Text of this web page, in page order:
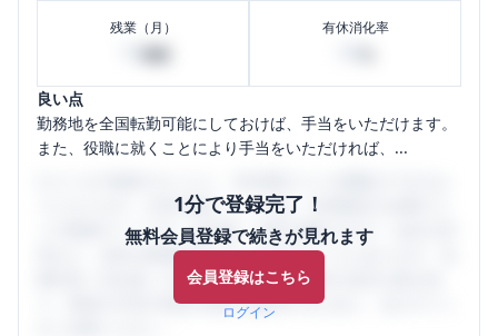
残業（月） 有休消化率
良い点
勤務地を全国転勤可能にしておけば、手当をいただけます。
また、役職に就くことにより手当をいただければ、...
1分で登録完了！
無料会員登録で続きが見れます
会員登録はこちら
ログイン
うになります。SHEHUB(シーハブ)は、女性限定の企業口コ
ミの投稿サイトです。給与面・女性の働きやすさ・会社の評
判など、女性の転職は気にすべき点がたくさんあります。先
輩社員（元社員）の口コミを通して、本当の会社の姿を知
り、将来の不安や現在の悩みを解消するために、ぜひサイト